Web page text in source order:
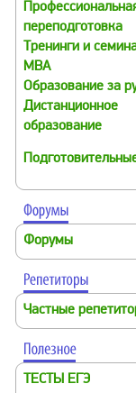
переподготовка
Тренинги и
MBA
Образование за
Дистанционное
образование
Форумы
Частные
ТЕСТЫ ЕГЭ